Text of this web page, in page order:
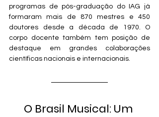
programas de pós-graduação do IAG já
formaram mais de 870 mestres e 450
doutores desde a década de 1970. O
corpo docente também tem posição de
destaque em grandes colaborações
científicas nacionais e internacionais.
O Brasil Musical: Um